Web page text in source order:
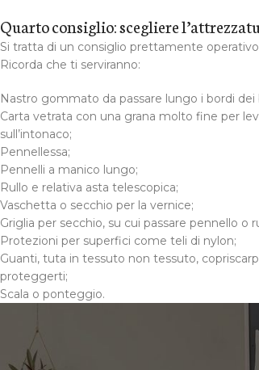
Quarto consiglio: scegliere
Si tratta di un consiglio prettamente
Ricorda che ti serviranno:
Nastro gommato da passare lungo i bordi
Carta vetrata con una grana molto fine per
sull’intonaco;
Pennellessa;
Pennelli a manico lungo;
Rullo e relativa asta telescopica;
Vaschetta o secchio per la vernice;
Griglia per secchio, su cui passare pennello o
Protezioni per superfici come teli di nylon;
Guanti, tuta in tessuto non tessuto,
proteggerti;
Scala o ponteggio.